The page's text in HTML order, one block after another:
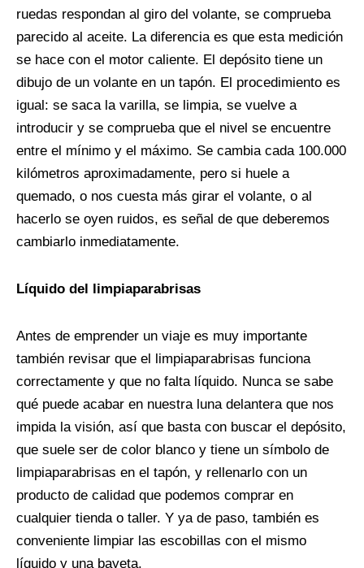
ruedas respondan al giro del volante, se comprueba
parecido al aceite. La diferencia es que esta medición
se hace con el motor caliente. El depósito tiene un
dibujo de un volante en un tapón. El procedimiento es
igual: se saca la varilla, se limpia, se vuelve a
introducir y se comprueba que el nivel se encuentre
entre el mínimo y el máximo. Se cambia cada 100.000
kilómetros aproximadamente, pero si huele a
quemado, o nos cuesta más girar el volante, o al
hacerlo se oyen ruidos, es señal de que deberemos
cambiarlo inmediatamente.
Líquido del limpiaparabrisas
Antes de emprender un viaje es muy importante
también revisar que el limpiaparabrisas funciona
correctamente y que no falta líquido. Nunca se sabe
qué puede acabar en nuestra luna delantera que nos
impida la visión, así que basta con buscar el depósito,
que suele ser de color blanco y tiene un símbolo de
limpiaparabrisas en el tapón, y rellenarlo con un
producto de calidad que podemos comprar en
cualquier tienda o taller. Y ya de paso, también es
conveniente limpiar las escobillas con el mismo
líquido y una bayeta.